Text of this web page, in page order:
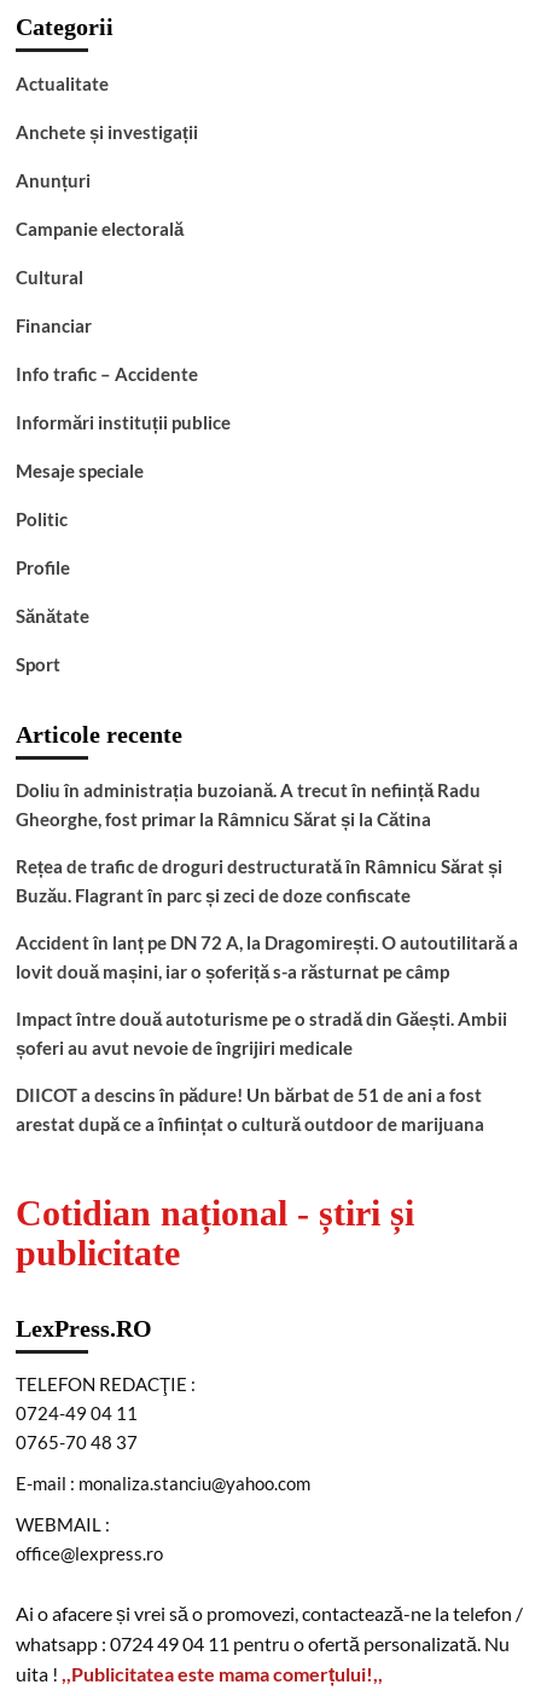
Categorii
Actualitate
Anchete și investigații
Anunțuri
Campanie electorală
Cultural
Financiar
Info trafic – Accidente
Informări instituții publice
Mesaje speciale
Politic
Profile
Sănătate
Sport
Articole recente
Doliu în administrația buzoiană. A trecut în neființă Radu
Gheorghe, fost primar la Râmnicu Sărat și la Cătina
Rețea de trafic de droguri destructurată în Râmnicu Sărat și
Buzău. Flagrant în parc și zeci de doze confiscate
Accident în lanț pe DN 72 A, la Dragomirești. O autoutilitară a
lovit două mașini, iar o șoferiță s-a răsturnat pe câmp
Impact între două autoturisme pe o stradă din Găești. Ambii
șoferi au avut nevoie de îngrijiri medicale
DIICOT a descins în pădure! Un bărbat de 51 de ani a fost
arestat după ce a înființat o cultură outdoor de marijuana
Cotidian național - știri și
publicitate
LexPress.RO
TELEFON REDACŢIE :
0724-49 04 11
0765-70 48 37
E-mail : monaliza.stanciu@yahoo.com
WEBMAIL :
office@lexpress.ro
Ai o afacere și vrei să o promovezi, contactează-ne la telefon /
whatsapp : 0724 49 04 11 pentru o ofertă personalizată. Nu
uita ! ,,Publicitatea este mama comerțului!,,